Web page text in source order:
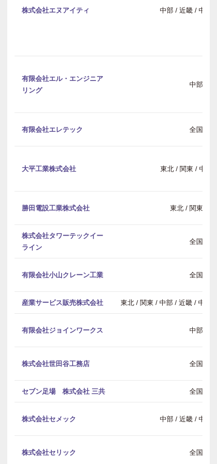
株式会社エヌアイティ 中部 / 近畿 / 中国
有限会社エル・エンジニア
リング
中部
有限会社エレテック 全国
大平工業株式会社 東北 / 関東 / 中部
勝田電設工業株式会社 東北 / 関東 / 中
株式会社タワーテックイー
ライン
全国
有限会社小山クレーン工業 全国
産業サービス販売株式会社 東北 / 関東 / 中部 / 近畿 / 中国
有限会社ジョインワークス 中部
株式会社世田谷工務店 全国
セブン足場 株式会社 三共 全国
株式会社セメック 中部 / 近畿 / 中国
株式会社セリック 全国